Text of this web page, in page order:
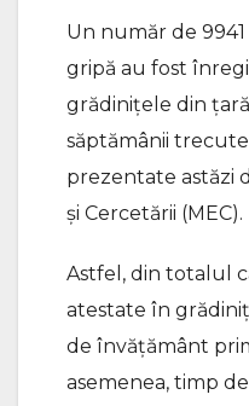
Un număr de
gripă au fost
grădinițele din
săptămânii
prezentate astăzi
și Cercetării (MEC).
Astfel, din totalul
atestate în
de învățământ
asemenea, timp